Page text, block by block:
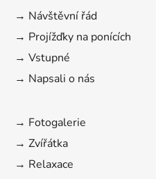
→ Návštěvní řád
→ Projížďky na ponících
→ Vstupné
→ Napsali o nás
→ Fotogalerie
→ Zvířátka
→ Relaxace